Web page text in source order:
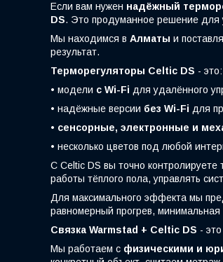
Если вам нужен надёжный
DS. Это продуманное решение для
Мы находимся в Алматы и
результат.
Терморегуляторы Celtic DS - это:
• модели с Wi-Fi для удалённого
• надёжные версии без Wi-Fi для
• сенсорные, электронные и
• несколько цветов под любой
С Celtic DS вы точно
работы тёплого пола, управлять
Для максимального эффекта мы
равномерный прогрев,
Связка Warmstad + Celtic DS -
Мы работаем с физическими и